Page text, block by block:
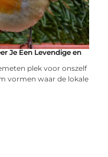
Je Een Levendige en
plek voor onszelf
vormen waar de lokale